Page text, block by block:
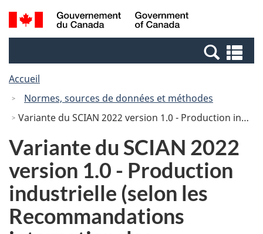
Passer
au
Passer
à
Canada
Recherche
et
et
Accueil
Normes, sources de données et méthodes
Variante du SCIAN 2022 version 1.0 - Production industrielle (selon les Recommandations internationales concernant les statistiques industrielles de 2008)
Variante du SCIAN 2022
version 1.0 - Production
industrielle (selon les
Recommandations